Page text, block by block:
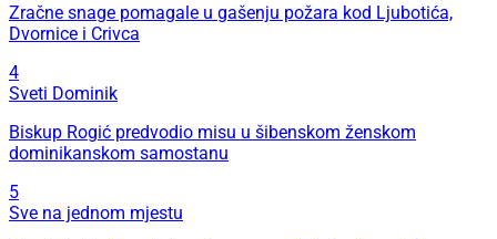
Zračne snage pomagale u gašenju požara kod Ljubotića,
Dvornice i Crivca
4
Sveti Dominik
Biskup Rogić predvodio misu u šibenskom ženskom
dominikanskom samostanu
5
Sve na jednom mjestu